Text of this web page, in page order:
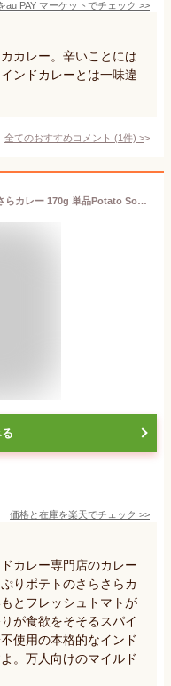
au PAY マーケット でチェック >>
カレー。辛いことには
ンドカレーとは一味違
全てのおすすめコメント (1件) >
【43%OFF】たっぷりポテトのさらさらカレー 170g 単品Potato Soup Curry 野菜 じゃがいも トマト ヘルシー インドカレー 冷凍【スーパー華麗祭】
価格と在庫を楽天でチェック >>
カレー専門店のカレー
りポテトのさらさらカ
とフレッシュトマトが
が食欲をそそるスパイ
使用の本格的なインド
。万人向けのマイルド